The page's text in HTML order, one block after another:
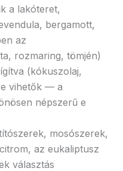
a lakóteret,
bergamott,
az
rozmaring, tömjén)
(kókuszolaj,
vihetők — a
népszerű e
mosószerek,
az eukaliptusz
választás